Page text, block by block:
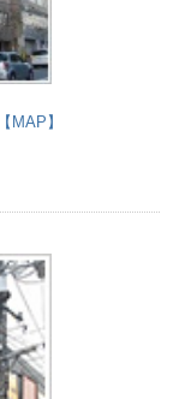
【MAP】